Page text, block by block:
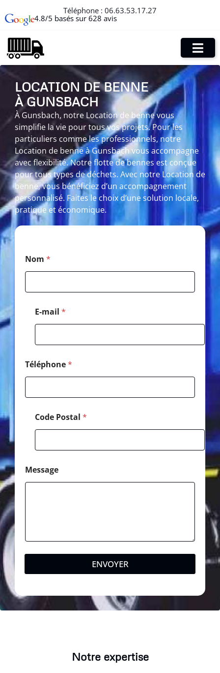
Téléphone : 06.63.53.17.27
4.8/5 basés sur 628 avis
LOCATION DE BENNE
À GUNSBACH
À Gunsbach, notre Location de benne vous
simplifie la vie pour tous vos projets. Pour les
particuliers comme les professionnels, notre
Location de benne à Gunsbach vous accompagne
avec flexibilité. Notre flotte de bennes est conçue
pour tous types de déchets. Avec notre Location de
benne, vous bénéficiez d’un accompagnement
personnalisé. Faites le choix d’une solution locale,
pratique et économique.
Nom *
E-mail *
Téléphone*
Code Postal *
Message
ENVOYER
Notre expertise